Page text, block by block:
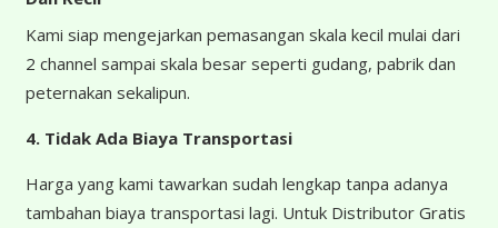
Kami siap mengejarkan pemasangan skala kecil mulai dari
2 channel sampai skala besar seperti gudang, pabrik dan
peternakan sekalipun.
4. Tidak Ada Biaya Transportasi
Harga yang kami tawarkan sudah lengkap tanpa adanya
tambahan biaya transportasi lagi. Untuk Distributor Gratis